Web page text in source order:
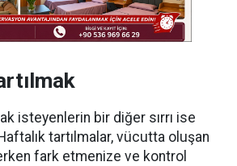
isteyenlerin bir diğer sırrı ise
tartılmalar, vücutta oluşan
fark etmenize ve kontrol